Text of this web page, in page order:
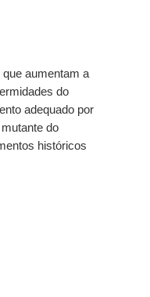
aumentam a
do
adequado por
do
históricos